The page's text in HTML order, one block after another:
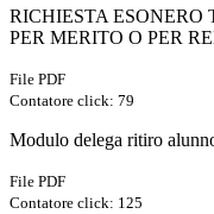
RICHIESTA ESONERO
PER MERITO O PER
File PDF
Contatore click: 79
Modulo delega ritiro
File PDF
Contatore click: 125